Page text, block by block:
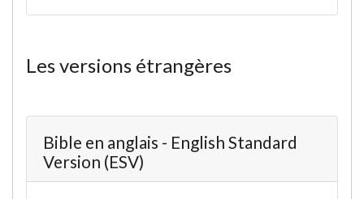
Les versions étrangères
Bible en anglais - English Standard
Version (ESV)